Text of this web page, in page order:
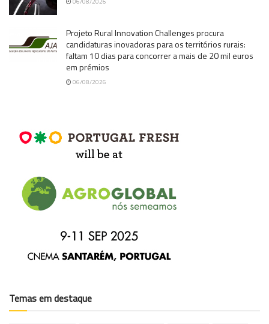
Projeto Rural Innovation Challenges procura
candidaturas inovadoras para os territórios rurais:
faltam 10 dias para concorrer a mais de 20 mil euros
em prémios
06/08/2026
Temas em destaque